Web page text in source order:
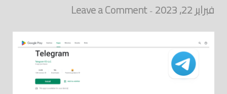
فبراير 22, 2023 -
Leave a Comment